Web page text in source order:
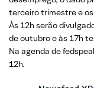
terceiro trimestre e
Às 12h serão
de outubro e às 17h
Na agenda de
12h.